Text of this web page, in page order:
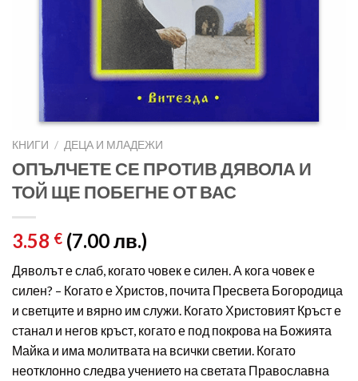
КНИГИ / ДЕЦА И МЛАДЕЖИ
ОПЪЛЧЕТЕ СЕ ПРОТИВ ДЯВОЛА И
ТОЙ ЩЕ ПОБЕГНЕ ОТ ВАС
3.58 € (7.00 лв.)
Дяволът е слаб, когато човек е силен. А кога човек е
силен? – Когато е Христов, почита Пресвета Богородица
и светците и вярно им служи. Когато Христовият Кръст е
станал и негов кръст, когато е под покрова на Божията
Майка и има молитвата на всички светии. Когато
неотклонно следва учението на светата Православна